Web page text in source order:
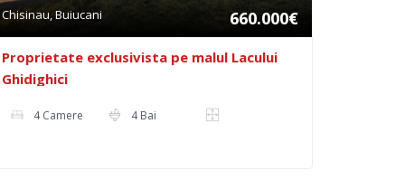
Chisinau, Buiucani 660.000€
Proprietate exclusivista pe malul Lacului
Ghidighici
4 Camere 4 Bai